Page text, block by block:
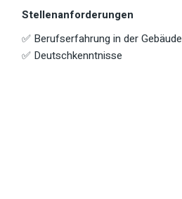
Stellenanforderungen
✅ Berufserfahrung in der
✅ Deutschkenntnisse